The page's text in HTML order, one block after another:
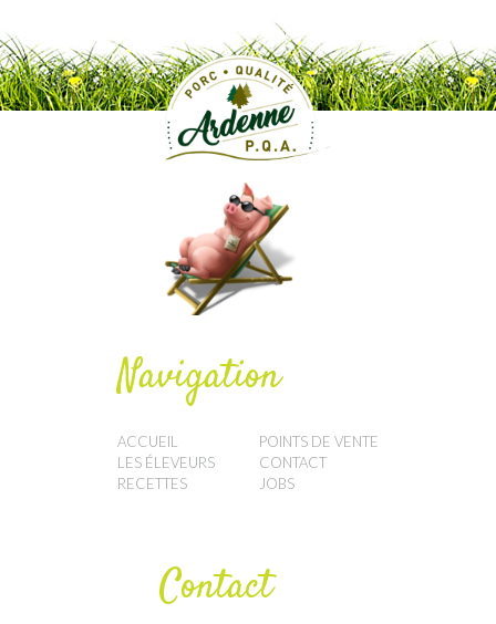
Navigation
ACCUEIL
LES ÉLEVEURS
RECETTES
POINTS DE VENTE
CONTACT
JOBS
Contact